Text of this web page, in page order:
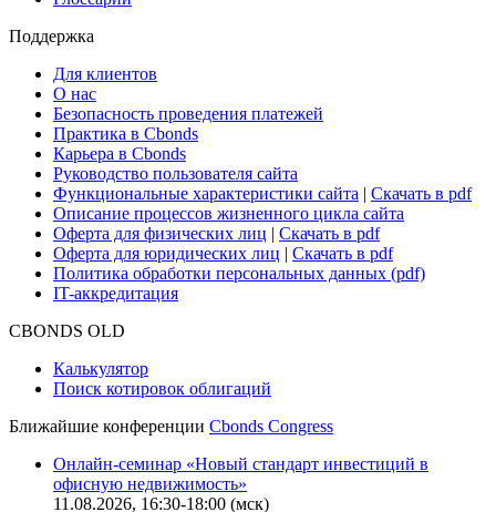
Поддержка
Для клиентов
О нас
Безопасность проведения платежей
Практика в Cbonds
Карьера в Cbonds
Руководство пользователя сайта
Функциональные характеристики сайта | Скачать в pdf
Описание процессов жизненного цикла сайта
Оферта для физических лиц | Скачать в pdf
Оферта для юридических лиц | Скачать в pdf
Политика обработки персональных данных (pdf)
IT-аккредитация
CBONDS OLD
Калькулятор
Поиск котировок облигаций
Ближайшие конференции Cbonds Congress
Онлайн-семинар «Новый стандарт инвестиций в
офисную недвижимость»
11.08.2026, 16:30-18:00 (мск)